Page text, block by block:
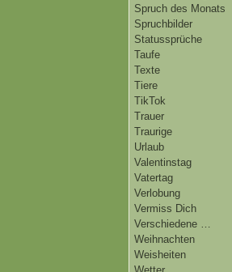
Spruch des Monats
Spruchbilder
Statussprüche
Taufe
Texte
Tiere
TikTok
Trauer
Traurige
Urlaub
Valentinstag
Vatertag
Verlobung
Vermiss Dich
Verschiedene …
Weihnachten
Weisheiten